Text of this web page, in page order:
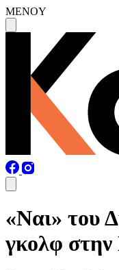
MENOY
«Ναι» του
γκολφ